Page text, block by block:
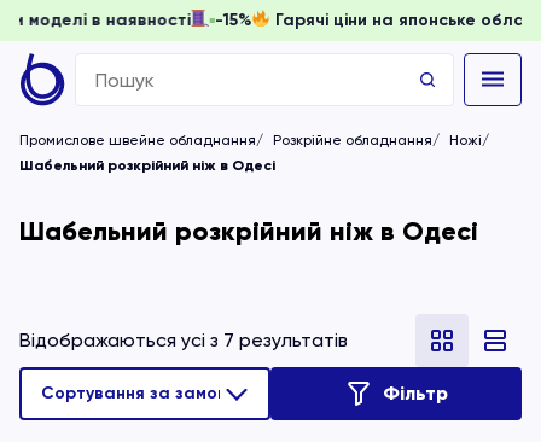
доки моделі в наявності -15% Гарячі ціни на японське
Search
for:
Промислове швейне обладнання Розкрійне обладнання
Ножі
Шабельний розкрійний ніж в Одесі
Шабельний розкрійний ніж в Одесі
Відображаються усі з 7 результатів
Фільтр